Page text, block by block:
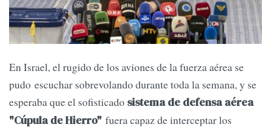
En Israel, el rugido de los aviones de la fuerza aérea se
pudo escuchar sobrevolando durante toda la semana, y se
esperaba que el sofisticado sistema de defensa aérea
"Cúpula de Hierro" fuera capaz de interceptar los